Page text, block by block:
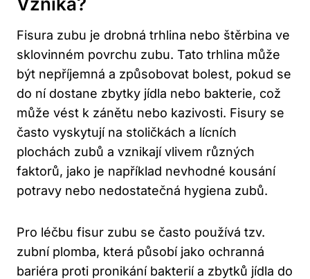
Fisura zubu je drobná trhlina nebo štěrbina ve
sklovinném povrchu zubu. Tato trhlina může
být nepříjemná a způsobovat bolest, pokud se
do ní dostane zbytky jídla nebo bakterie, což
může vést k zánětu nebo kazivosti. Fisury se
často vyskytují na stoličkách a lícních
plochách zubů a vznikají vlivem různých
faktorů, jako je například nevhodné kousání
potravy nebo nedostatečná hygiena zubů.
Pro léčbu fisur zubu se často používá tzv.
zubní plomba, která působí jako ochranná
bariéra proti pronikání bakterií a zbytků jídla do